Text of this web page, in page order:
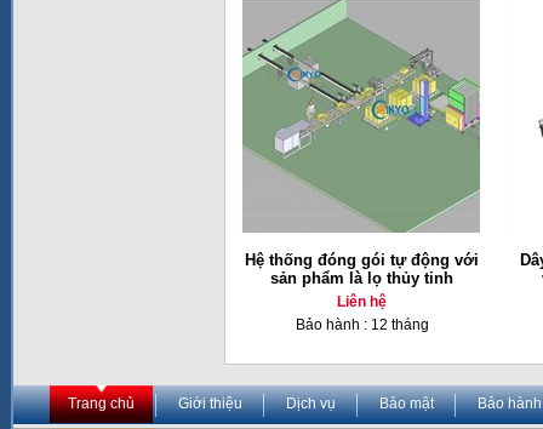
Hệ thống đóng gói tự động với
sản phẩm là lọ thủy tinh
Liên hệ
Bảo hành : 12 tháng
Trang chủ Giới thiệu Dịch vụ Bảo mật Bảo hành